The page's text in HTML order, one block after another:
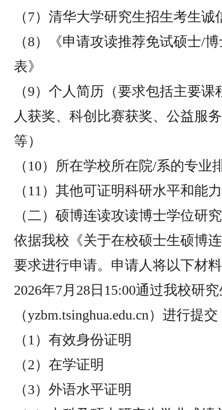
（7）清华大学研究生招生考生诚
（8）《申请攻读推荐免试硕士/
表》
（9）个人简历（要求包括主要
人获奖、科创比赛获奖、公益服
等）
（10）所在学校所在院/系的专业
（11）其他可证明科研水平和能
（二）硕博连读攻读博士学位研
依据我校《关于在校硕士生硕博
要求进行申请。申请人将以下材
2026年7月28日15:00通过我校研
（yzbm.tsinghua.edu.cn）进行提
（1）有效身份证明
（2）在学证明
（3）外语水平证明